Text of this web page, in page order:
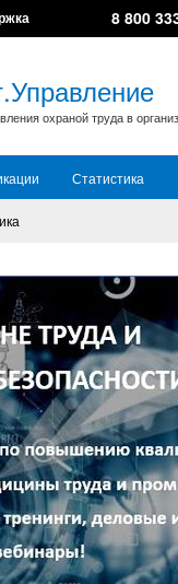
8 800
охраной труда в
Статистика